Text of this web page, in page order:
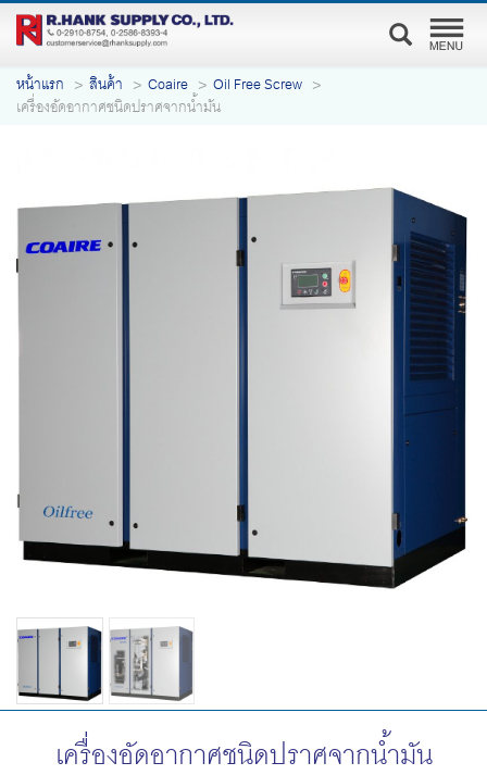
หน้าแรก สินค้า Coaire
Oil Free Screw
เครื่องอัดอากาศชนิดปราศจากน้ำมัน
เครื่องอัดอากาศชนิดปราศจากน้ำมัน